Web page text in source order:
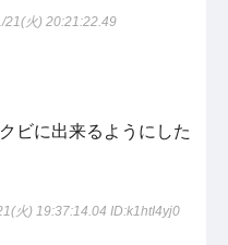
21(火) 20:21:22.49
ビに出来るようにした
火) 19:37:14.04 ID:k1htI4yj0